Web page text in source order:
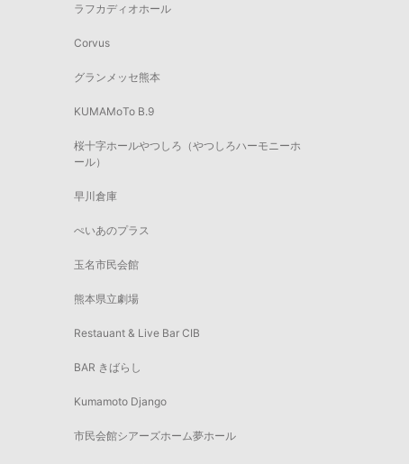
ラフカディオホール
Corvus
グランメッセ熊本
KUMAMoTo B.9
桜十字ホールやつしろ（やつしろハーモニーホ
ール）
早川倉庫
ぺいあのプラス
玉名市民会館
熊本県立劇場
Restauant & Live Bar CIB
BAR きばらし
Kumamoto Django
市民会館シアーズホーム夢ホール